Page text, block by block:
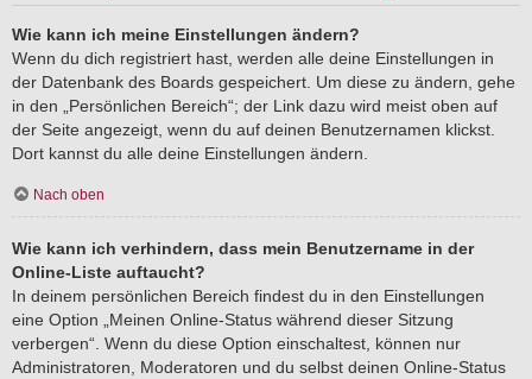
Wie kann ich meine Einstellungen ändern?
Wenn du dich registriert hast, werden alle deine Einstellungen in
der Datenbank des Boards gespeichert. Um diese zu ändern, gehe
in den „Persönlichen Bereich“; der Link dazu wird meist oben auf
der Seite angezeigt, wenn du auf deinen Benutzernamen klickst.
Dort kannst du alle deine Einstellungen ändern.
Nach oben
Wie kann ich verhindern, dass mein Benutzername in der
Online-Liste auftaucht?
In deinem persönlichen Bereich findest du in den Einstellungen
eine Option „Meinen Online-Status während dieser Sitzung
verbergen“. Wenn du diese Option einschaltest, können nur
Administratoren, Moderatoren und du selbst deinen Online-Status